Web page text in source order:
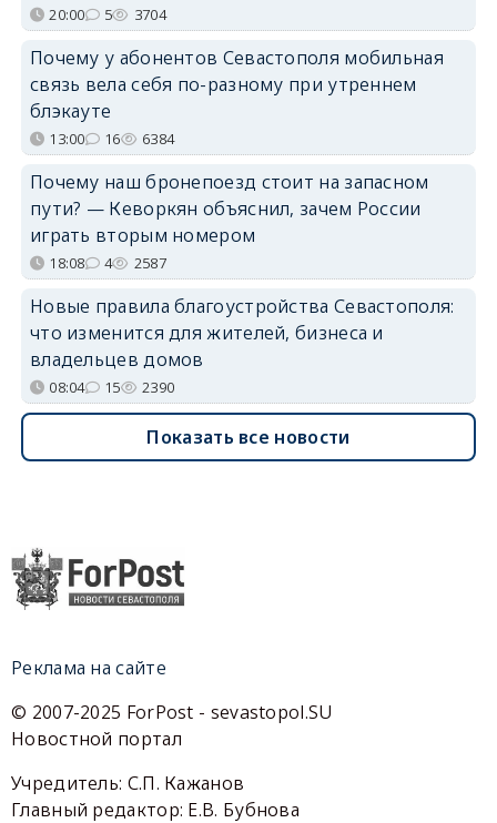
20:00 5 3704
Почему у абонентов Севастополя мобильная
связь вела себя по-разному при утреннем
блэкауте
13:00 16 6384
Почему наш бронепоезд стоит на запасном
пути? — Кеворкян объяснил, зачем России
играть вторым номером
18:08 4 2587
Новые правила благоустройства Севастополя:
что изменится для жителей, бизнеса и
владельцев домов
08:04 15 2390
Показать все новости
Реклама на сайте
© 2007-2025 ForPost - sevastopol.SU
Новостной портал
Учредитель: С.П. Кажанов
Главный редактор: Е.В. Бубнова